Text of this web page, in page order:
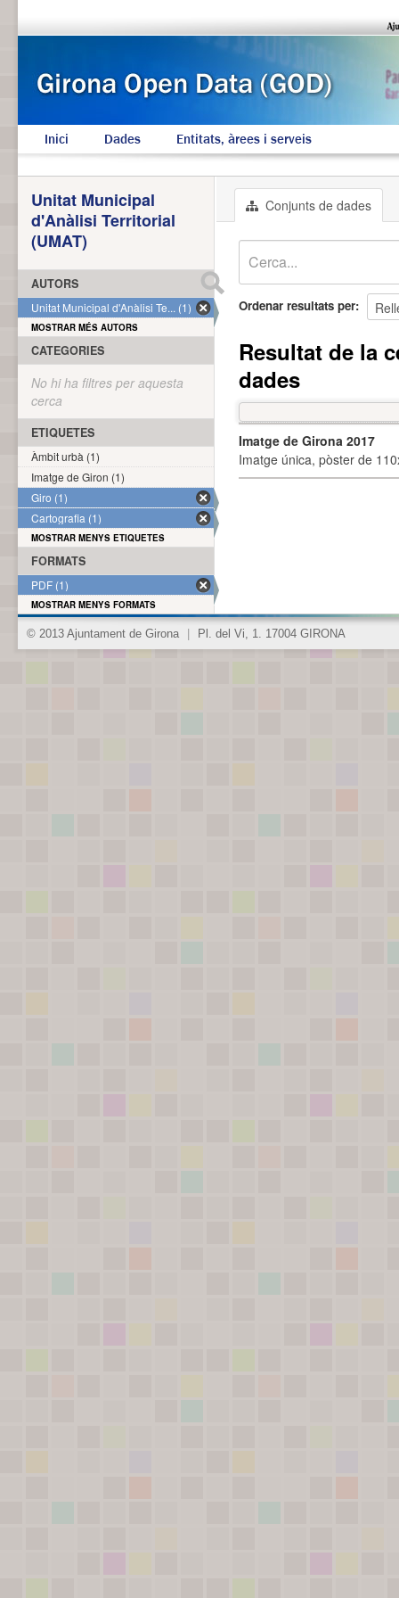
Inici Dades Entitats, àrees i serveis
Conjunts de dades
Ordenar resultats per
Resultat de la
dades
Imatge de Girona 2017
Imatge única, pòster de
Unitat Municipal
d'Anàlisi Territorial
(UMAT)
AUTORS
Unitat Municipal d'Anàlisi Te... (1)
MOSTRAR MÉS AUTORS
CATEGORIES
No hi ha filtres per aquesta
cerca
ETIQUETES
Àmbit urbà (1)
Imatge de Giron (1)
Giro (1)
Cartografia (1)
MOSTRAR MENYS ETIQUETES
FORMATS
PDF (1)
MOSTRAR MENYS FORMATS
© 2013 Ajuntament de Girona Pl. del Vi, 1. 17004 GIRONA